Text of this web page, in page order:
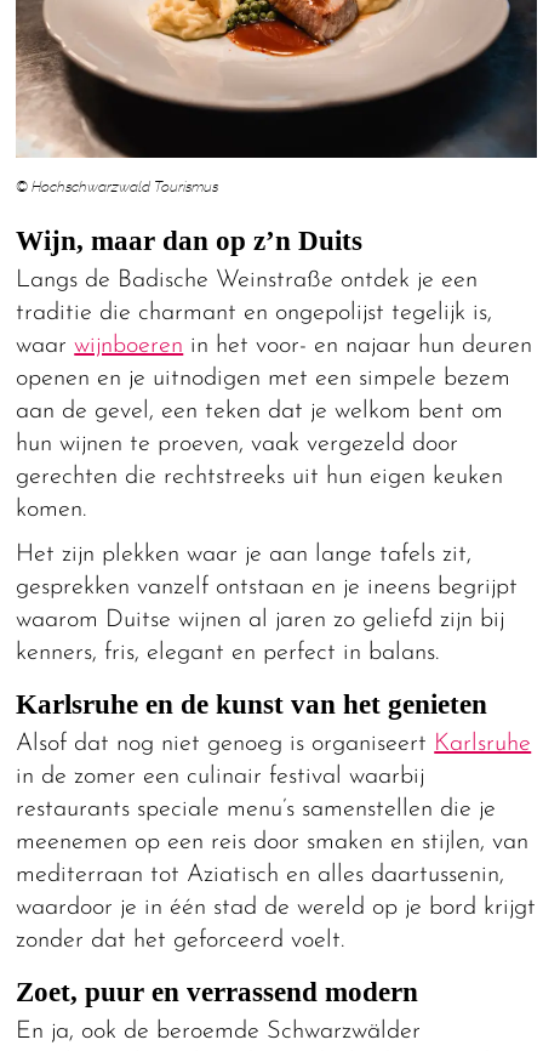
© Hochschwarzwald Tourismus
Wijn, maar dan op z’n Duits
Langs de Badische Weinstraße ontdek je een
traditie die charmant en ongepolijst tegelijk is,
waarwijnboeren in het voor- en najaar hun deuren
openen en je uitnodigen met een simpele bezem
aan de gevel, een teken dat je welkom bent om
hun wijnen te proeven, vaak vergezeld door
gerechten die rechtstreeks uit hun eigen keuken
komen.
Het zijn plekken waar je aan lange tafels zit,
gesprekken vanzelf ontstaan en je ineens begrijpt
waarom Duitse wijnen al jaren zo geliefd zijn bij
kenners, fris, elegant en perfect in balans.
Karlsruhe en de kunst van het genieten
Alsof dat nog niet genoeg is organiseert Karlsruhe
in de zomer een culinair festival waarbij
restaurants speciale menu’s samenstellen die je
meenemen op een reis door smaken en stijlen, van
mediterraan tot Aziatisch en alles daartussenin,
waardoor je in één stad de wereld op je bord krijgt
zonder dat het geforceerd voelt.
Zoet, puur en verrassend modern
En ja, ook de beroemde Schwarzwälder